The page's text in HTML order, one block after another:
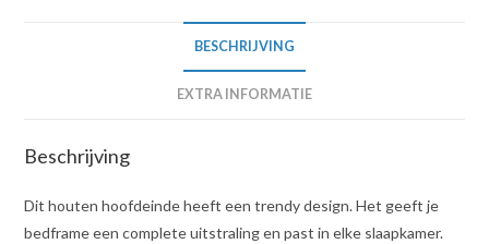
BESCHRIJVING
EXTRA INFORMATIE
Beschrijving
Dit houten hoofdeinde heeft een trendy design. Het geeft je
bedframe een complete uitstraling en past in elke slaapkamer.